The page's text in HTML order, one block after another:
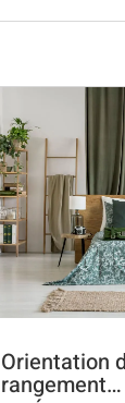
Orientation